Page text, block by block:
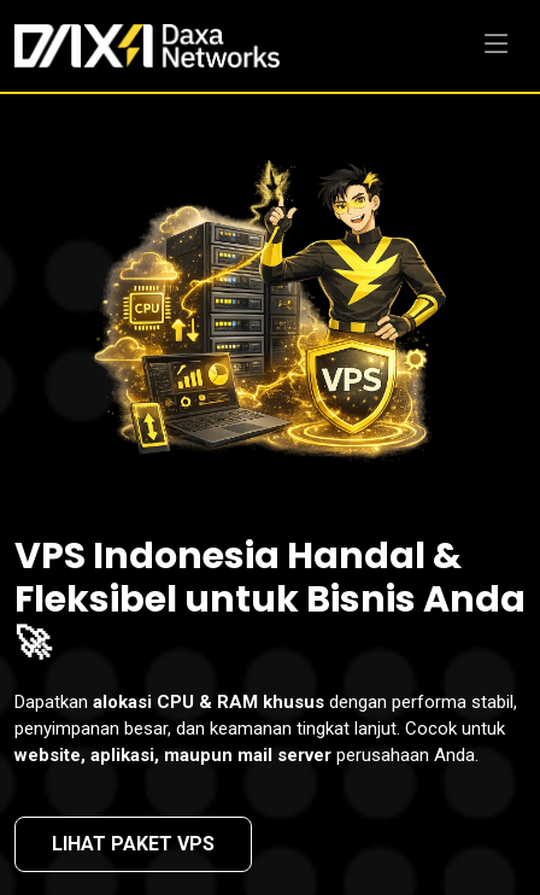
VPS Indonesia Handal &
Fleksibel untuk Bisnis Anda
🚀
Dapatkan alokasi CPU & RAM khusus dengan performa stabil,
penyimpanan besar, dan keamanan tingkat lanjut. Cocok untuk
website, aplikasi, maupun mail server perusahaan Anda.
LIHAT PAKET VPS